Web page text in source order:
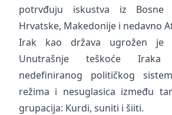
potrvđuju iskustva iz Bosne
Hrvatske, Makedonije i nedavno
Irak kao država ugrožen je
Unutrašnje teškoće
nedefiniranog političkog
režima i nesuglasica između
grupacija: Kurdi, suniti i šiiti.